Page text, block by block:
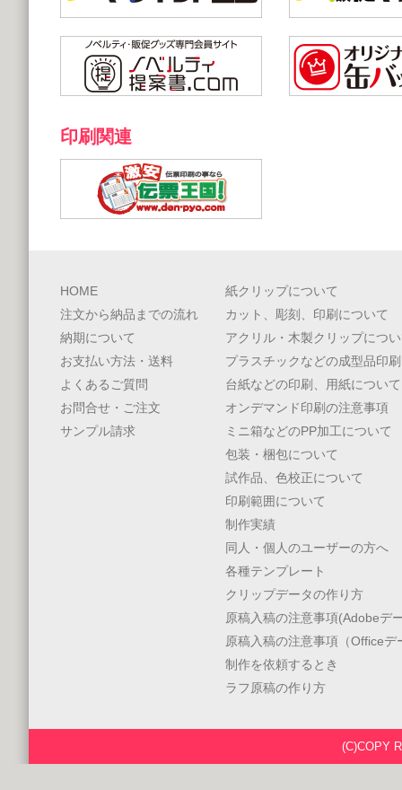
印刷関連
HOME
注文から納品までの流れ
納期について
お支払い方法・送料
よくあるご質問
お問合せ・ご注文
サンプル請求
紙クリップについて
カット、彫刻、印刷について
アクリル・木製クリップにつ
プラスチックなどの成型品印
台紙などの印刷、用紙について
オンデマンド印刷の注意事項
ミニ箱などのPP加工について
包装・梱包について
試作品、色校正について
印刷範囲について
制作実績
同人・個人のユーザーの方へ
各種テンプレート
クリップデータの作り方
原稿入稿の注意事項(Adobeデ
原稿入稿の注意事項（Officeデ
制作を依頼するとき
ラフ原稿の作り方
(C)COPY